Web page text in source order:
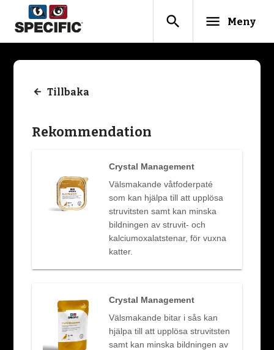
search menu Meny
Tillbaka
Rekommendation
Crystal Management
Välsmakande våtfoderpaté
som kan hjälpa till att upplösa
struvitsten samt kan minska
bildningen av struvit- och
kalciumoxalatstenar, för vuxna
katter.
Crystal Management
Välsmakande bitar i sås kan
hjälpa till att upplösa struvitsten
samt kan minska bildningen av